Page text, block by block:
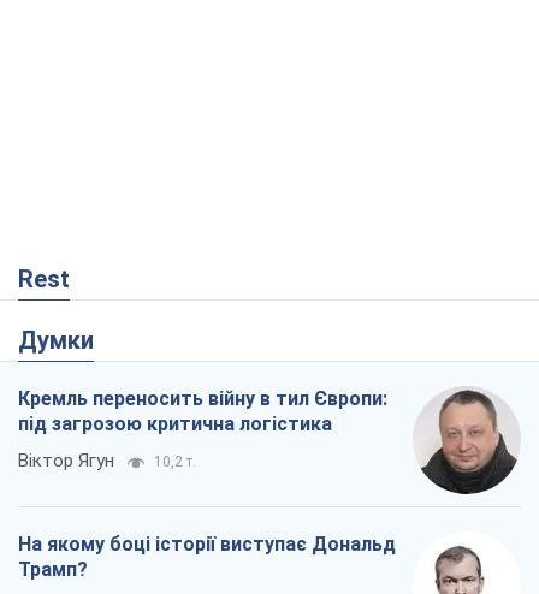
Rest
Думки
Кремль переносить війну в тил Європи:
під загрозою критична логістика
Віктор Ягун 10,2 т.
На якому боці історії виступає Дональд
Трамп?